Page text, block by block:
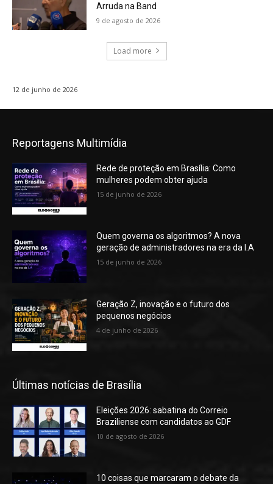
Arruda na Band
9 de agosto de 2026
Load more
12 de junho de 2026
Reportagens Multimídia
Rede de proteção em Brasília: Como
mulheres podem obter ajuda
15 de junho de 2026
Quem governa os algoritmos? A nova
geração de administradores na era da I.A
15 de junho de 2026
Geração Z, inovação e o futuro dos
pequenos negócios
4 de junho de 2026
Últimas notícias de Brasília
Eleições 2026: sabatina do Correio
Braziliense com candidatos ao GDF
10 de agosto de 2026
10 coisas que marcaram o debate da